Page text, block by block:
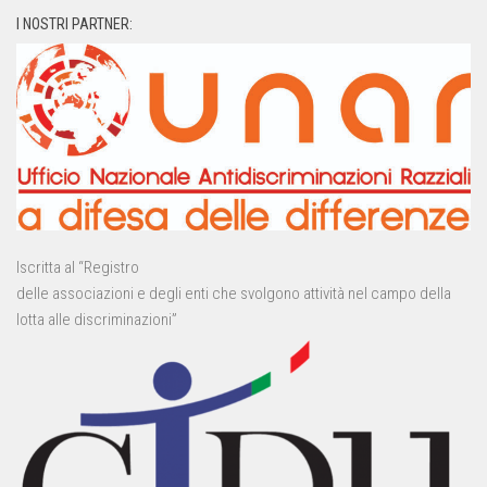
I NOSTRI PARTNER:
Iscritta al “Registro
delle associazioni e degli enti che svolgono attività nel campo della
lotta alle discriminazioni”